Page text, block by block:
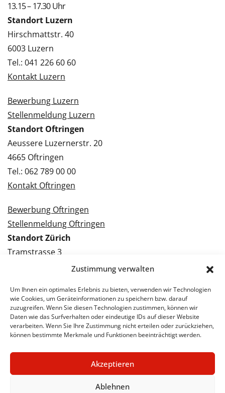
Zustimmung verwalten
Um Ihnen ein optimales Erlebnis zu bieten, verwenden wir Technologien
wie Cookies, um Geräteinformationen zu speichern bzw. darauf
zuzugreifen. Wenn Sie diesen Technologien zustimmen, können wir
Daten wie das Surfverhalten oder eindeutige IDs auf dieser Website
verarbeiten. Wenn Sie Ihre Zustimmung nicht erteilen oder zurückziehen,
können bestimmte Merkmale und Funktionen beeinträchtigt werden.
Akzeptieren
Ablehnen
13.15 – 17.30 Uhr
Standort Luzern
Hirschmattstr. 40
6003 Luzern
Tel.: 041 226 60 60
Kontakt Luzern
Bewerbung Luzern
Stellenmeldung Luzern
Standort Oftringen
Aeussere Luzernerstr. 20
4665 Oftringen
Tel.: 062 789 00 00
Kontakt Oftringen
Bewerbung Oftringen
Stellenmeldung Oftringen
Standort Zürich
Tramstrasse 3
Kontakt Zürich
Bewerbung Zürich
Stellenmeldung Zürich